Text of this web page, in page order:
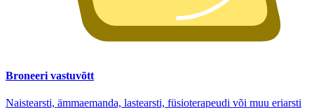
Broneeri vastuvõtt
Naistearsti, ämmaemanda, lastearsti, füsioterapeudi või muu eriarsti